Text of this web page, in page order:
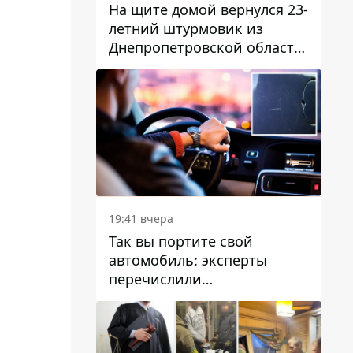
На щите домой вернулся 23-
летний штурмовик из
Днепропетровской области
Богдан Бескровный
19:41 вчера
Так вы портите свой
автомобиль: эксперты
перечислили
распространенные
привычки водителей,
которые на самом деле